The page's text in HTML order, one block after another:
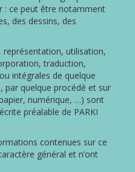
: ce peut être notamment
des dessins, des
utilisation,
traduction,
intégrales de quelque
par quelque procédé et sur
numérique, …) sont
préalable de PARKI
contenues sur ce
général et n’ont